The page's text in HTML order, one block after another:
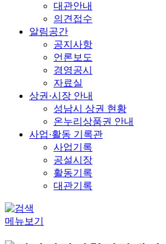
대관안내
의견접수
알림공간
공지사항
언론보도
경영공시
자료실
상권·시장 안내
성남시 상권 현황
온누리상품권 안내
사업·활동 기록관
사업기록
공설시장
활동기록
대관기록
메뉴보기